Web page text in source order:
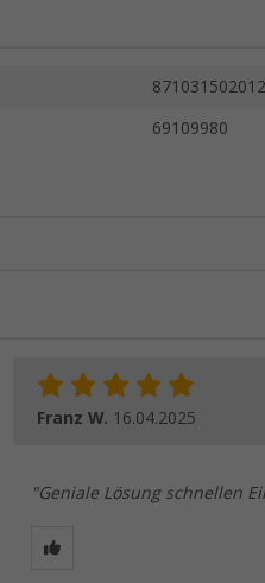
69109980
Franz W. 16.04.2025
"Geniale Lösung schnellen